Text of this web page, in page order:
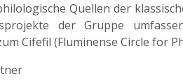
Quellen der
der Gruppe
Cifefil (Fluminense Circle for